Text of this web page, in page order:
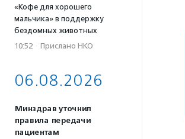
«Кофе для хорошего
мальчика» в поддержку
бездомных животных
10:52 · Прислано НКО
06.08.2026
Минздрав уточнил
правила передачи
пациентам